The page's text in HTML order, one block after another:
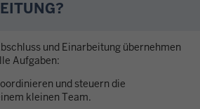
und Einarbeitung übernehmen
Aufgaben:
und steuern die
kleinen Team.